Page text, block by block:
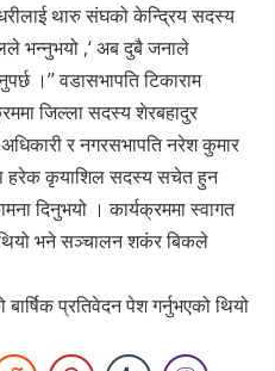
थारु संघको केन्द्रिय सदस्य
भन्नुभयो ,‘ अब दुबै जनाले
।’’ वडासभापति टिकाराम
जिल्ला सदस्य शेरबहादुर
र नगरसभापति नरेश कुमार
हरेक कृयाशिल सदस्य सचेत हुन
दिनुभयो । कार्यक्रममा स्वागत
भने सञ्चालन शकंर बिकले
प्रतिवेदन पेश गर्नुभएको थियो